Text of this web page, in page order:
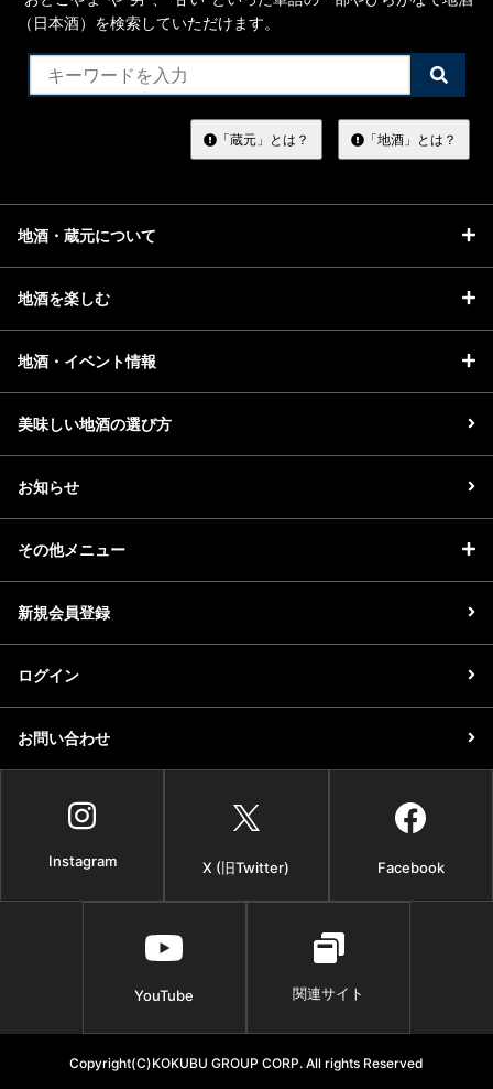
（日本酒）を検索していただけます。
検
索
す
る
「蔵元」とは？ 「地酒」とは？
地酒・蔵元について
地酒を楽しむ
地酒・イベント情報
美味しい地酒の選び方
お知らせ
その他メニュー
新規会員登録
ログイン
お問い合わせ
Instagram X (旧Twitter) Facebook
YouTube 関連サイト
Copyright(C)KOKUBU GROUP CORP. All rights Reserved